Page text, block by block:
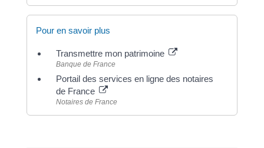
Pour en savoir plus
Transmettre mon patrimoine
Banque de France
Portail des services en ligne des notaires
de France
Notaires de France